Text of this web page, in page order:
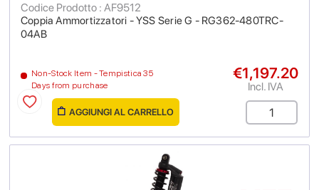
Coppia Ammortizzatori - YSS Serie G - RG362-480TRC-
04AB
Codice Prodotto : AF9512
Non-Stock Item - Tempistica 35
Days from purchase
€1,197.20
Incl. IVA
AGGIUNGI AL CARRELLO